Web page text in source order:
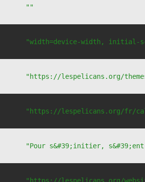
""
"width=device-width, initial-
"https://lespelicans.org/
"https://lespelicans.org/fr/
"Pour s&#39;initier,